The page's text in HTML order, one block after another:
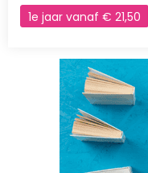
1e jaar vanaf € 21,50